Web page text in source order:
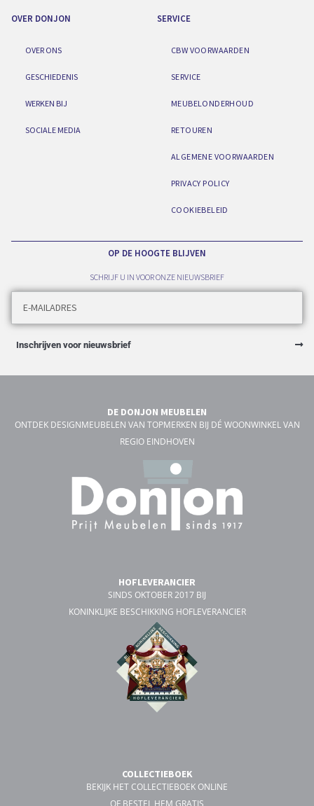
OVER DONJON
OVER ONS
GESCHIEDENIS
WERKEN BIJ
SOCIALE MEDIA
SERVICE
CBW VOORWAARDEN
SERVICE
MEUBELONDERHOUD
RETOUREN
ALGEMENE VOORWAARDEN
PRIVACY POLICY
COOKIEBELEID
OP DE HOOGTE BLIJVEN
SCHRIJF U IN VOOR ONZE NIEUWSBRIEF
Inschrijven voor nieuwsbrief
DE DONJON MEUBELEN
ONTDEK DESIGNMEUBELEN VAN TOPMERKEN BIJ DÉ WOONWINKEL VAN
REGIO EINDHOVEN
HOFLEVERANCIER
SINDS OKTOBER 2017 BIJ
KONINKLIJKE BESCHIKKING HOFLEVERANCIER
COLLECTIEBOEK
BEKIJK HET COLLECTIEBOEK ONLINE